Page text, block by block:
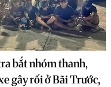
bắt nhóm thanh,
gây rối ở Bãi Trước,